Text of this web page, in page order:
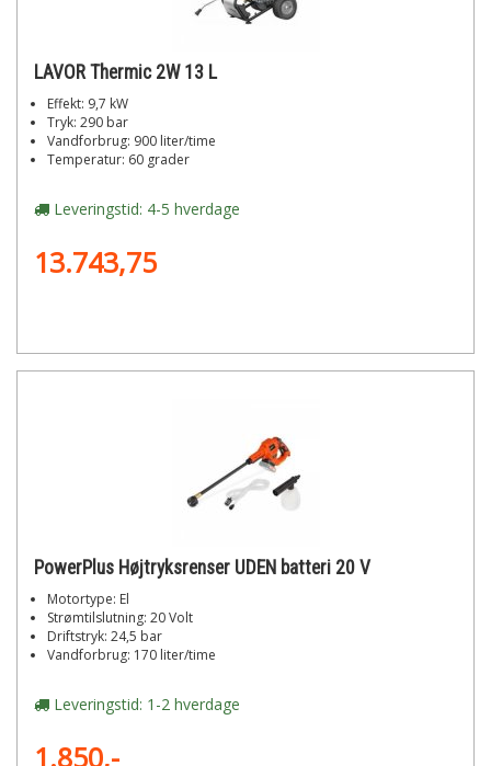
LAVOR Thermic 2W 13 L
Effekt: 9,7 kW
Tryk: 290 bar
Vandforbrug: 900 liter/time
Temperatur: 60 grader
Leveringstid: 4-5 hverdage
13.743,75
PowerPlus Højtryksrenser UDEN batteri 20 V
Motortype: El
Strømtilslutning: 20 Volt
Driftstryk: 24,5 bar
Vandforbrug: 170 liter/time
Leveringstid: 1-2 hverdage
1.850,-